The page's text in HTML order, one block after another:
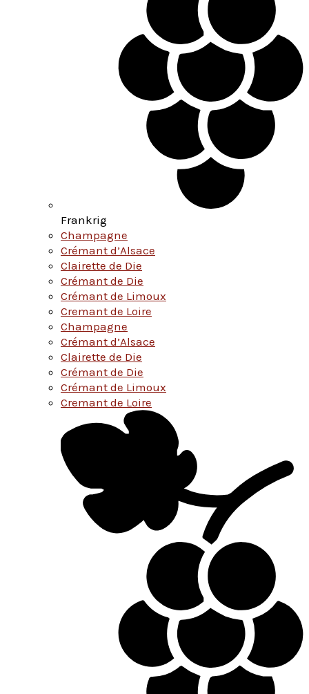
Frankrig
Champagne
Crémant d’Alsace
Clairette de Die
Crémant de Die
Crémant de Limoux
Cremant de Loire
Champagne
Crémant d’Alsace
Clairette de Die
Crémant de Die
Crémant de Limoux
Cremant de Loire